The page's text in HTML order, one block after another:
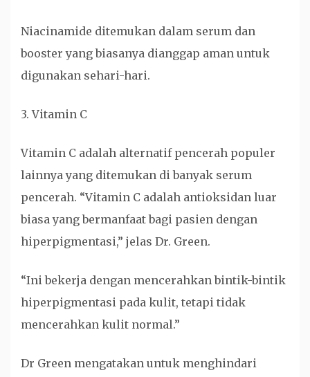
Niacinamide ditemukan dalam serum dan
booster yang biasanya dianggap aman untuk
digunakan sehari-hari.
3. Vitamin C
Vitamin C adalah alternatif pencerah populer
lainnya yang ditemukan di banyak serum
pencerah. “Vitamin C adalah antioksidan luar
biasa yang bermanfaat bagi pasien dengan
hiperpigmentasi,” jelas Dr. Green.
“Ini bekerja dengan mencerahkan bintik-bintik
hiperpigmentasi pada kulit, tetapi tidak
mencerahkan kulit normal.”
Dr Green mengatakan untuk menghindari